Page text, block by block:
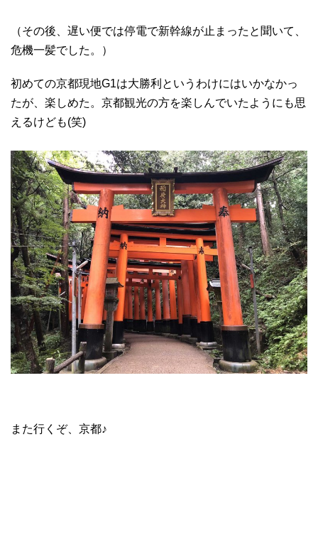
（その後、遅い便では停電で新幹線が止まったと聞いて、
危機一髪でした。）
初めての京都現地G1は大勝利というわけにはいかなかっ
たが、楽しめた。京都観光の方を楽しんでいたようにも思
えるけども(笑)
また行くぞ、京都♪